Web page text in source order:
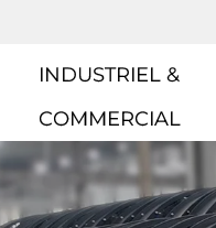
INDUSTRIEL &
COMMERCIAL